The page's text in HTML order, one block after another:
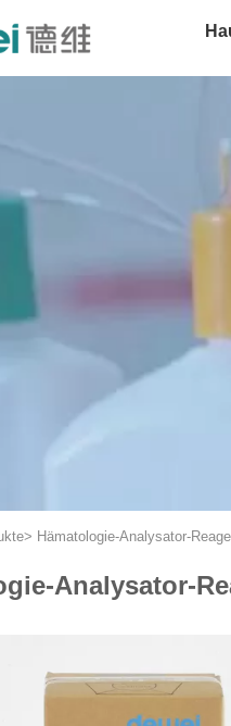
> Hämatologie-Analysator-
Analysator-